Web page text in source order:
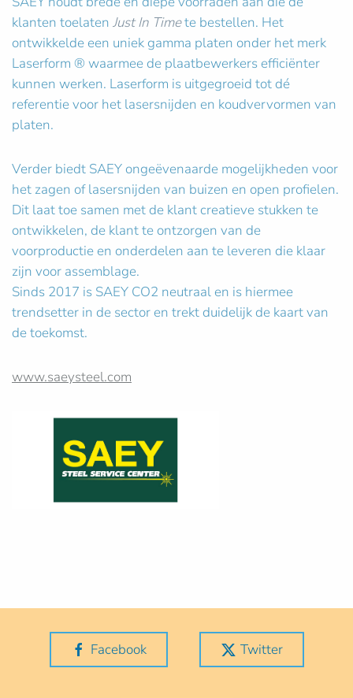
klanten toelaten Just In Timete bestellen. Het
ontwikkelde een uniek gamma platen onder het merk
Laserform ® waarmee de plaatbewerkers efficiënter
kunnen werken. Laserform is uitgegroeid tot dé
referentie voor het lasersnijden en koudvervormen van
platen.
Verder biedt SAEY ongeëvenaarde mogelijkheden voor
het zagen of lasersnijden van buizen en open profielen.
Dit laat toe samen met de klant creatieve stukken te
ontwikkelen, de klant te ontzorgen van de
voorproductie en onderdelen aan te leveren die klaar
zijn voor assemblage.
Sinds 2017 is SAEY CO2 neutraal en is hiermee
trendsetter in de sector en trekt duidelijk de kaart van
de toekomst.
www.saeysteel.com
Facebook Twitter